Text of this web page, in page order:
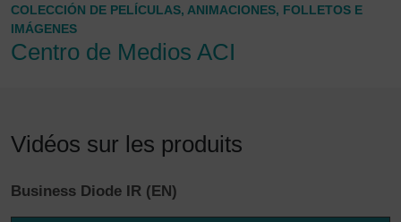
COLECCIÓN DE PELÍCULAS, ANIMACIONES, FOLLETOS E
IMÁGENES
Centro de Medios ACI
Vidéos sur les produits
Business Diode IR (EN)